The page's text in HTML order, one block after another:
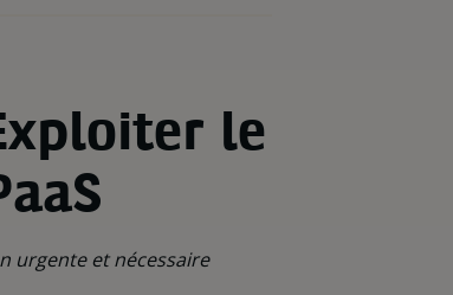
le
urgente et nécessaire